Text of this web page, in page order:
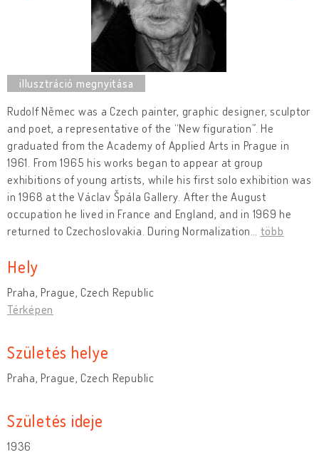
Rudolf Němec was a Czech painter, graphic designer, sculptor
and poet, a representative of the “New figuration”. He
graduated from the Academy of Applied Arts in Prague in
1961. From 1965 his works began to appear at group
exhibitions of young artists, while his first solo exhibition was
in 1968 at the Václav Špála Gallery. After the August
occupation he lived in France and England, and in 1969 he
returned to Czechoslovakia. During Normalization
több
Hely
Praha, Prague, Czech Republic
Térképen
Születés helye
Praha, Prague, Czech Republic
Születés ideje
1936